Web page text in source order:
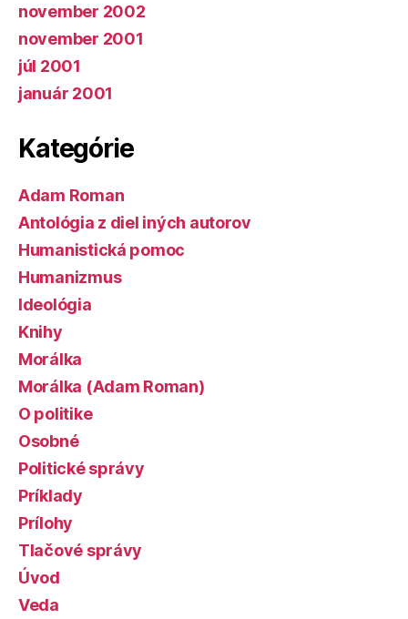
november 2002
november 2001
júl 2001
január 2001
Kategórie
Adam Roman
Antológia z diel iných autorov
Humanistická pomoc
Humanizmus
Ideológia
Knihy
Morálka
Morálka (Adam Roman)
O politike
Osobné
Politické správy
Príklady
Prílohy
Tlačové správy
Úvod
Veda